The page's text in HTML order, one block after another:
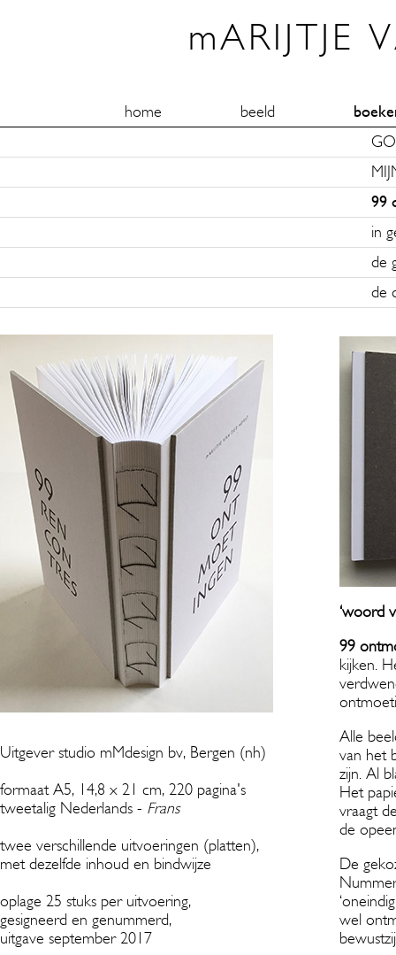
mARIJTJE
home beeld
99
in
de
de
Uitgever studio mMdesign bv, Bergen (nh)
formaat A5, 14,8 x 21 cm, 220 pagina's
tweetalig Nederlands - Frans
twee verschillende uitvoeringen (platten),
met dezelfde inhoud en bindwijze
oplage 25 stuks per uitvoering,
gesigneerd en genummerd,
uitgave september 2017
‘woord
99
kijken.
Alle
van het
zijn. Al
Het
vraagt
de
De
wel